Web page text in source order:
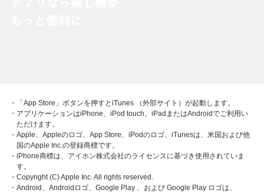
・「App Store」ボタンを押すとiTunes （外部サイト）が起動します。
・アプリケーションはiPhone、iPod touch、iPadまたはAndroidでご利用い
ただけます。
・Apple、Appleのロゴ、App Store、iPodのロゴ、iTunesは、米国および他
国のApple Inc.の登録商標です。
・iPhone商標は、アイホン株式会社のライセンスに基づき使用されていま
す。
・Copyright (C) Apple Inc. All rights reserved.
・Android、Androidロゴ、Google Play 、および Google Play ロゴは、